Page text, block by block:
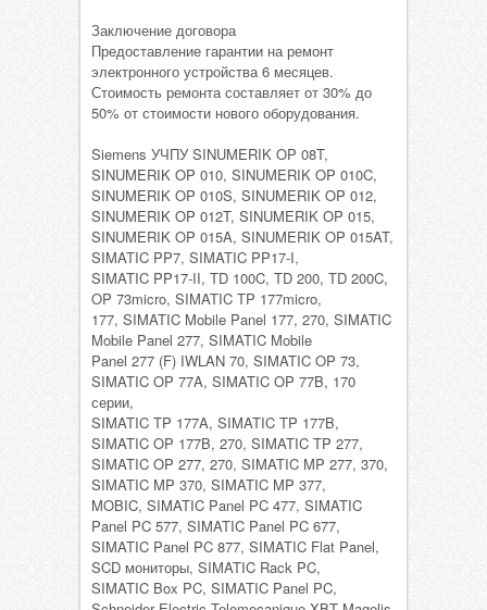
Заключение договора
Предоставление гарантии на ремонт
электронного устройства 6 месяцев.
Стоимость ремонта составляет от 30% до
50% от стоимости нового оборудования.
Siemens УЧПУ SINUMERIK OP 08T,
SINUMERIK OP 010, SINUMERIK OP 010C,
SINUMERIK OP 010S, SINUMERIK OP 012,
SINUMERIK OP 012T, SINUMERIK OP 015,
SINUMERIK OP 015A, SINUMERIK OP 015AT,
SIMATIC PP7, SIMATIC PP17-I,
SIMATIC PP17-II, TD 100C, TD 200, TD 200C,
OP 73micro, SIMATIC TP 177micro,
177, SIMATIC Mobile Panel 177, 270, SIMATIC
Mobile Panel 277, SIMATIC Mobile
Panel 277 (F) IWLAN 70, SIMATIC OP 73,
SIMATIC OP 77A, SIMATIC OP 77B, 170
серии,
SIMATIC TP 177A, SIMATIC TP 177B,
SIMATIC OP 177B, 270, SIMATIC TP 277,
SIMATIC OP 277, 270, SIMATIC MP 277, 370,
SIMATIC MP 370, SIMATIC MP 377,
MOBIC, SIMATIC Panel PC 477, SIMATIC
Panel PC 577, SIMATIC Panel PC 677,
SIMATIC Panel PC 877, SIMATIC Flat Panel,
SCD мониторы, SIMATIC Rack PC,
SIMATIC Box PC, SIMATIC Panel PC,